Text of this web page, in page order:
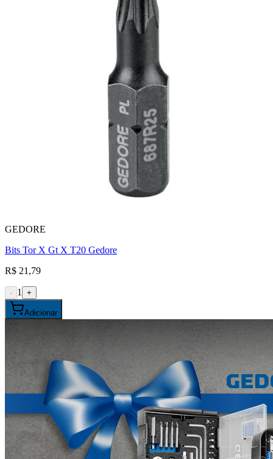
GEDORE
Bits Tor X Gt X T20 Gedore
R$ 21,79
- 1 +
Adicionar